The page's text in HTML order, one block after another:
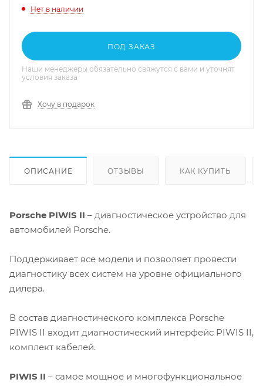
Нет в наличии
ПОД ЗАКАЗ
Наши менеджеры обязательно свяжутся с вами и уточнят
условия заказа
Хочу в подарок
ОПИСАНИЕ ОТЗЫВЫ КАК КУПИТЬ
Porsche PIWIS II – диагностическое устройство для
автомобилей Porsche.
Поддерживает все модели и позволяет провести
диагностику всех систем на уровне официального
дилера.
В состав диагностического комплекса Porsche
PIWIS II входит диагностический интерфейс PIWIS II,
комплект кабелей.
PIWIS II – самое мощное и многофункциональное